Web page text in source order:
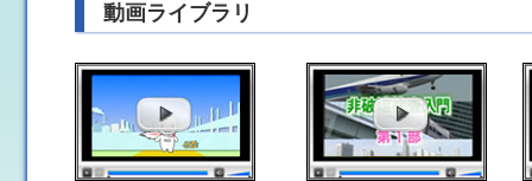
動画ライブラリ